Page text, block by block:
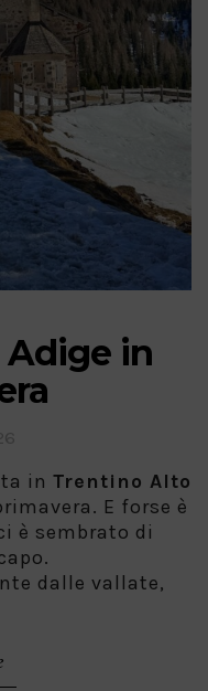
in
in Trentino Alto
E forse è
è sembrato di
dalle vallate,